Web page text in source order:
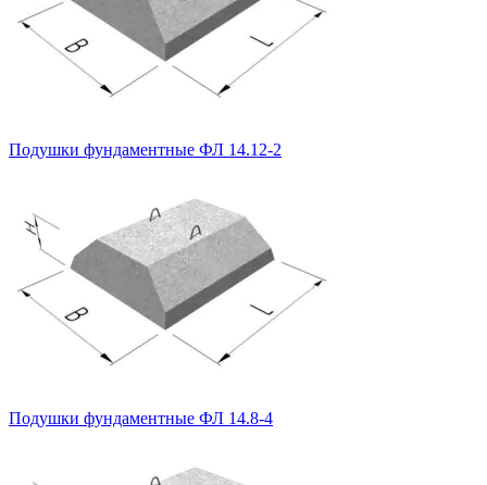
Подушки фундаментные ФЛ 14.12-2
Подушки фундаментные ФЛ 14.8-4